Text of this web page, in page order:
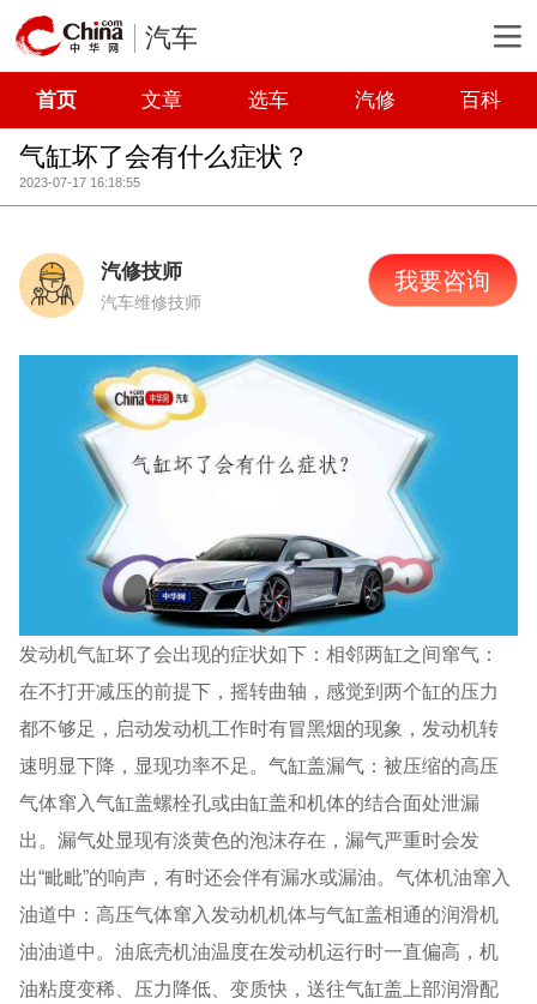
汽车
首页 文章 选车 汽修 百科
气缸坏了会有什么症状？
2023-07-17 16:18:55
汽修技师
汽车维修技师
我要咨询
发动机气缸坏了会出现的症状如下：相邻两缸之间窜气：
在不打开减压的前提下，摇转曲轴，感觉到两个缸的压力
都不够足，启动发动机工作时有冒黑烟的现象，发动机转
速明显下降，显现功率不足。气缸盖漏气：被压缩的高压
气体窜入气缸盖螺栓孔或由缸盖和机体的结合面处泄漏
出。漏气处显现有淡黄色的泡沫存在，漏气严重时会发
出“毗毗”的响声，有时还会伴有漏水或漏油。气体机油窜入
油道中：高压气体窜入发动机机体与气缸盖相通的润滑机
油油道中。油底壳机油温度在发动机运行时一直偏高，机
油粘度变稀、压力降低、变质快，送往气缸盖上部润滑配